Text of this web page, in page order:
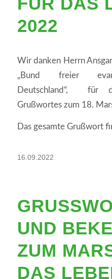
022
Wir danken Herrn
„Bund freier
Deutschland“, für
Grußwortes zum 18.
Das gesamte Grußwort
16.09.2022
ND
UM
AS